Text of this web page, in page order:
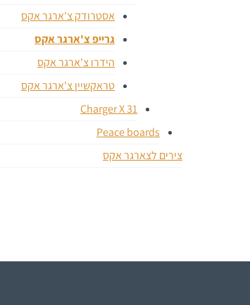
אסטרודק צ'ארגר אקס
גרייפ צ'ארגר אקס
הידרו צ'ארגר אקס
טראקשיין צ'ארגר אקס
Charger X 31
Peace boards
צירים לצארגר אקס